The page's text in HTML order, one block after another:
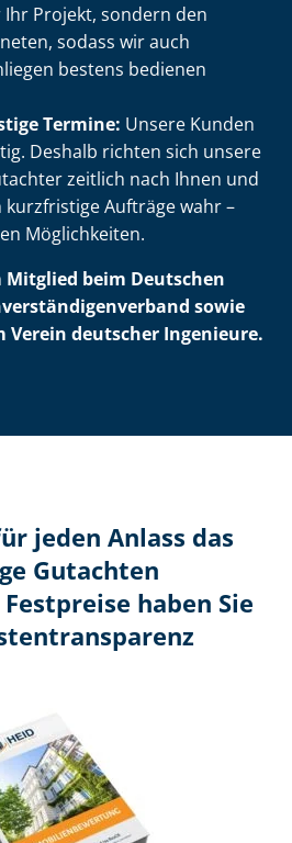
Projekt, sondern den
sodass wir auch
bestens bedienen
Termine: Unsere Kunden
Deshalb richten sich unsere
zeitlich nach Ihnen und
kurzfristige Aufträge wahr –
Möglichkeiten.
Mitglied beim Deutschen
sowie
Verein deutscher Ingenieure.
jeden Anlass das
Gutachten
haben Sie